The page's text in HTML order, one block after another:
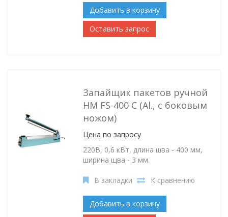
Добавить в корзину
Оставить запрос
Запайщик пакетов ручной
HM FS-400 С (Al., с боковым
ножом)
Цена по запросу
220В, 0,6 кВт, длина шва - 400 мм,
ширина щва - 3 мм.
В закладки К сравнению
Добавить в корзину